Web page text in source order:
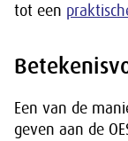
tot een
Een van de
geven aan de